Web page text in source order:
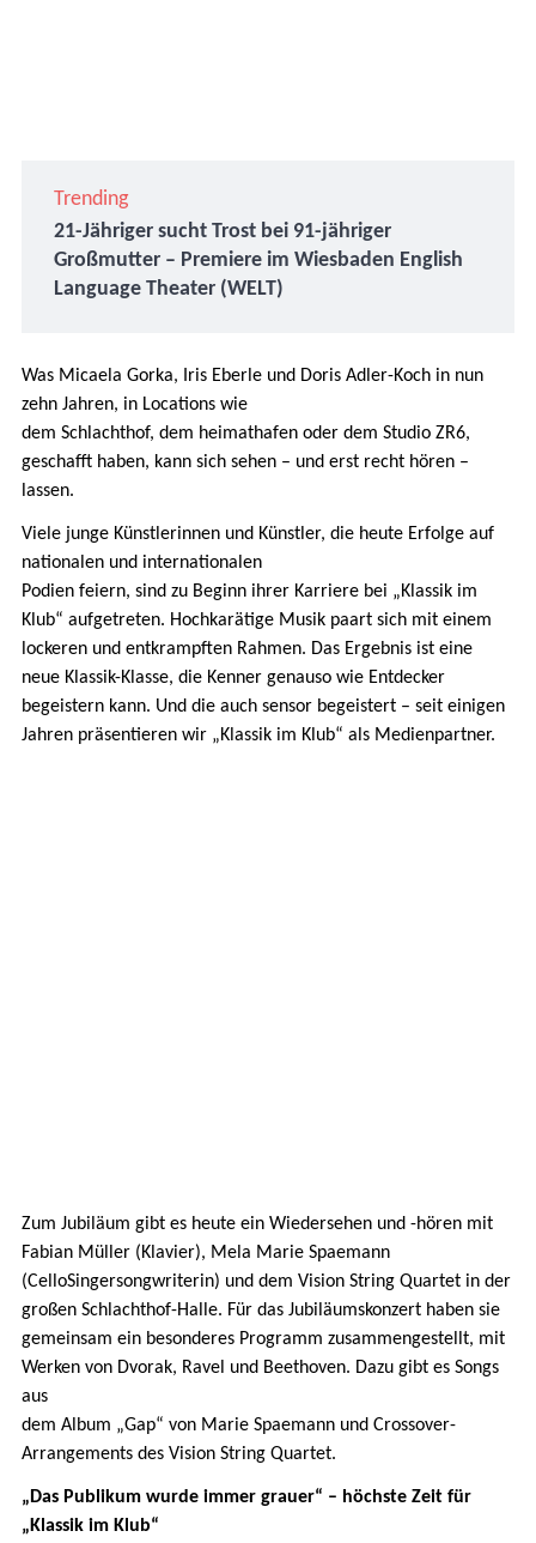
Trending
21-Jähriger sucht Trost bei 91-jähriger
Großmutter – Premiere im Wiesbaden English
Language Theater (WELT)
Was Micaela Gorka, Iris Eberle und Doris Adler-Koch in nun
zehn Jahren, in Locations wie
dem Schlachthof, dem heimathafen oder dem Studio ZR6,
geschafft haben, kann sich sehen – und erst recht hören –
lassen.
Viele junge Künstlerinnen und Künstler, die heute Erfolge auf
nationalen und internationalen
Podien feiern, sind zu Beginn ihrer Karriere bei „Klassik im
Klub“ aufgetreten. Hochkarätige Musik paart sich mit einem
lockeren und entkrampften Rahmen. Das Ergebnis ist eine
neue Klassik-Klasse, die Kenner genauso wie Entdecker
begeistern kann. Und die auch sensor begeistert – seit einigen
Jahren präsentieren wir „Klassik im Klub“ als Medienpartner.
Zum Jubiläum gibt es heute ein Wiedersehen und -hören mit
Fabian Müller (Klavier), Mela Marie Spaemann
(CelloSingersongwriterin) und dem Vision String Quartet in der
großen Schlachthof-Halle. Für das Jubiläumskonzert haben sie
gemeinsam ein besonderes Programm zusammengestellt, mit
Werken von Dvorak, Ravel und Beethoven. Dazu gibt es Songs
aus
dem Album „Gap“ von Marie Spaemann und Crossover-
Arrangements des Vision String Quartet.
„Das Publikum wurde immer grauer“ – höchste Zeit für
„Klassik im Klub“